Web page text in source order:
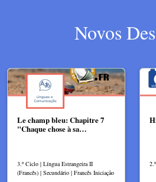
Novos
Le champ bleu: Chapitre 7
"Chaque chose à sa…
3.º Ciclo | Língua Estrangeira II
(Francês) | Secundário | Francês Iniciação